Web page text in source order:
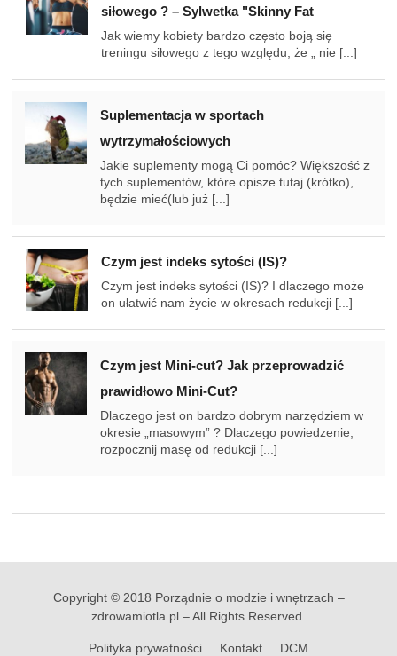
siłowego ? – Sylwetka "Skinny Fat
Jak wiemy kobiety bardzo często boją się
treningu siłowego z tego względu, że „ nie [...]
Suplementacja w sportach
wytrzymałościowych
Jakie suplementy mogą Ci pomóc? Większość z
tych suplementów, które opisze tutaj (krótko),
będzie mieć(lub już [...]
Czym jest indeks sytości (IS)?
Czym jest indeks sytości (IS)? I dlaczego może
on ułatwić nam życie w okresach redukcji [...]
Czym jest Mini-cut? Jak przeprowadzić
prawidłowo Mini-Cut?
Dlaczego jest on bardzo dobrym narzędziem w
okresie „masowym” ? Dlaczego powiedzenie,
rozpocznij masę od redukcji [...]
Copyright © 2018 Porządnie o modzie i wnętrzach –
zdrowamiotla.pl – All Rights Reserved.
Polityka prywatności Kontakt DCM